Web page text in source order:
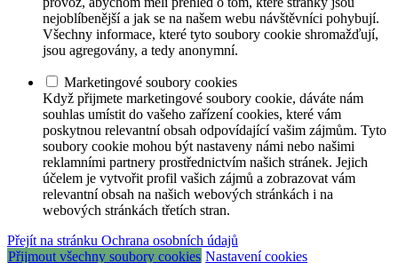
nejoblíbenější a jak se na našem webu návštěvníci pohybují.
Všechny informace, které tyto soubory cookie shromažďují,
jsou agregovány, a tedy anonymní.
Marketingové soubory cookies
Když přijmete marketingové soubory cookie, dáváte nám
souhlas umístit do vašeho zařízení cookies, které vám
poskytnou relevantní obsah odpovídající vašim zájmům. Tyto
soubory cookie mohou být nastaveny námi nebo našimi
reklamními partnery prostřednictvím našich stránek. Jejich
účelem je vytvořit profil vašich zájmů a zobrazovat vám
relevantní obsah na našich webových stránkách i na
webových stránkách třetích stran.
Přejít na stránku Ochrana osobních údajů
Přijmout všechny soubory cookies Nastavení cookies